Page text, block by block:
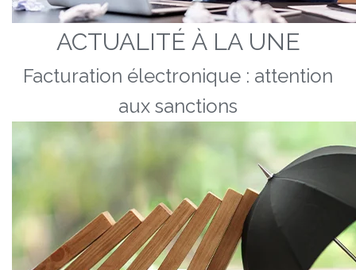
ACTUALITÉ À LA UNE
Facturation électronique : attention
aux sanctions